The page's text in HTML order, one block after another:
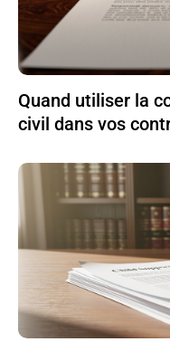
Quand utiliser la
civil dans vos